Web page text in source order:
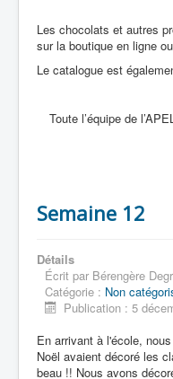
Les chocolats et autres
sur la boutique en ligne
Le catalogue est
Toute l’équipe de
Semaine 12
Détails
Écrit par Bérengère
Catégorie : Non
Publication : 5
En arrivant à l'école,
Noël avaient décoré les
beau !! Nous avons